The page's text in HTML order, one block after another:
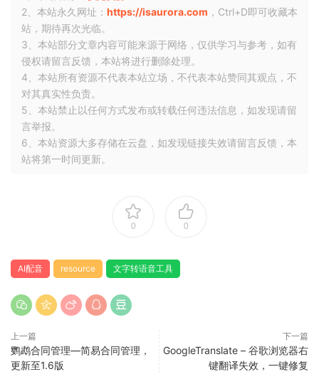
2、本站永久网址： https://isaurora.com ，Ctrl+D即可收藏本
站，期待再次光临。
3、本站部分文章内容可能来源于网络，仅供学习与参考，如有
侵权请留言反馈，本站将进行删除处理。
4、本站所有资源不代表本站立场，不代表本站赞同其观点，不
对其真实性负责。
5、本站禁止以任何方式发布或转载任何违法信息，如发现请留
言举报。
6、本站资源大多存储在云盘，如发现链接失效请留言反馈，本
站将第一时间更新。
0 0
AI配音 resource 文字转语音工具
上一篇
鹦鹉合同管理—简易合同管理，
更新至1.6版
下一篇
GoogleTranslate – 谷歌浏览器右
键翻译失效，一键修复